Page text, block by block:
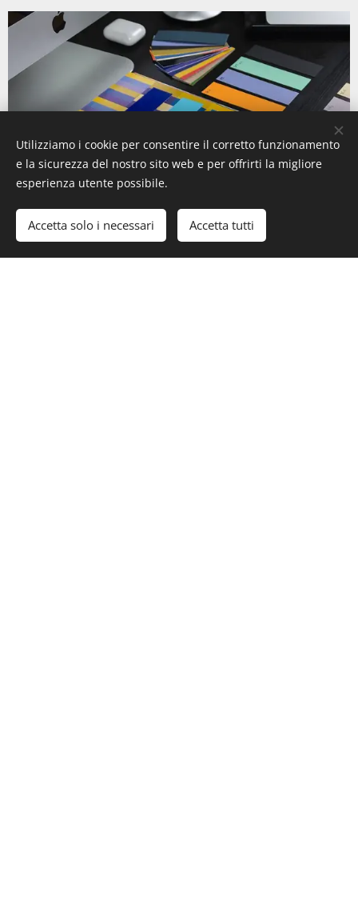
Utilizziamo i cookie per consentire il corretto funzionamento
e la sicurezza del nostro sito web e per offrirti la migliore
esperienza utente possibile.
Accetta solo i necessari Accetta tutti